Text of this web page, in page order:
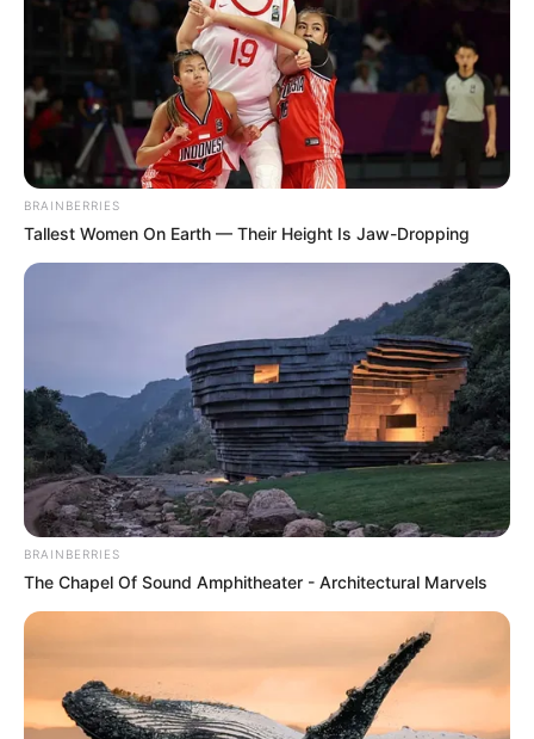
BRAINBERRIES
Tallest Women On Earth — Their Height Is Jaw-Dropping
BRAINBERRIES
The Chapel Of Sound Amphitheater - Architectural Marvels